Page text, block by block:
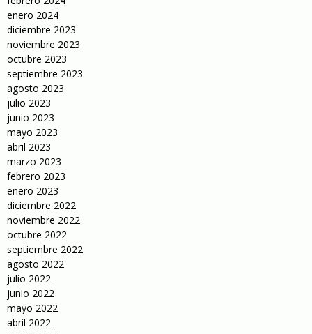
enero 2024
diciembre 2023
noviembre 2023
octubre 2023
septiembre 2023
agosto 2023
julio 2023
junio 2023
mayo 2023
abril 2023
marzo 2023
febrero 2023
enero 2023
diciembre 2022
noviembre 2022
octubre 2022
septiembre 2022
agosto 2022
julio 2022
junio 2022
mayo 2022
abril 2022